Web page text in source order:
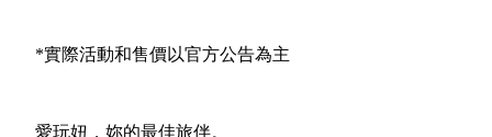
*實際活動和售價以官方公告為主
愛玩妞，妳的最佳旅伴。